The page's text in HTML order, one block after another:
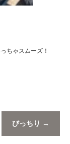
ちゃスムーズ！
びっちり →